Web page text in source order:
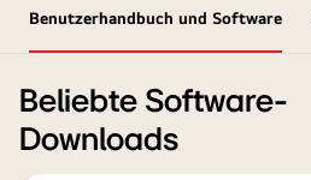
Benutzerhandbuch und Software
Beliebte Software-
Downloads